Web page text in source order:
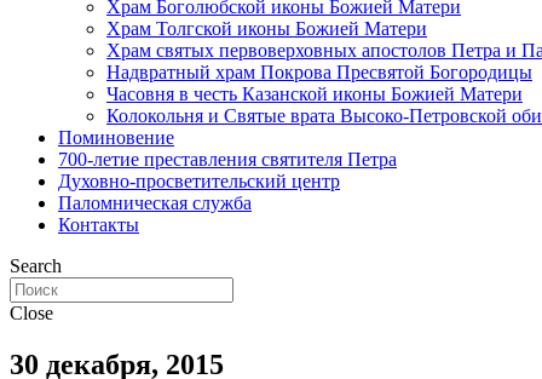
Храм Боголюбской иконы Божией Матери
Храм Толгской иконы Божией Матери
Храм святых первоверховных апостолов Петра и
Надвратный храм Покрова Пресвятой Богородицы
Часовня в честь Казанской иконы Божией Матери
Колокольня и Святые врата Высоко-Петровской
Поминовение
700-летие преставления святителя Петра
Духовно-просветительский центр
Паломническая служба
Контакты
Search
Close
30 декабря, 2015